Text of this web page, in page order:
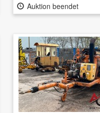
Auktion beendet